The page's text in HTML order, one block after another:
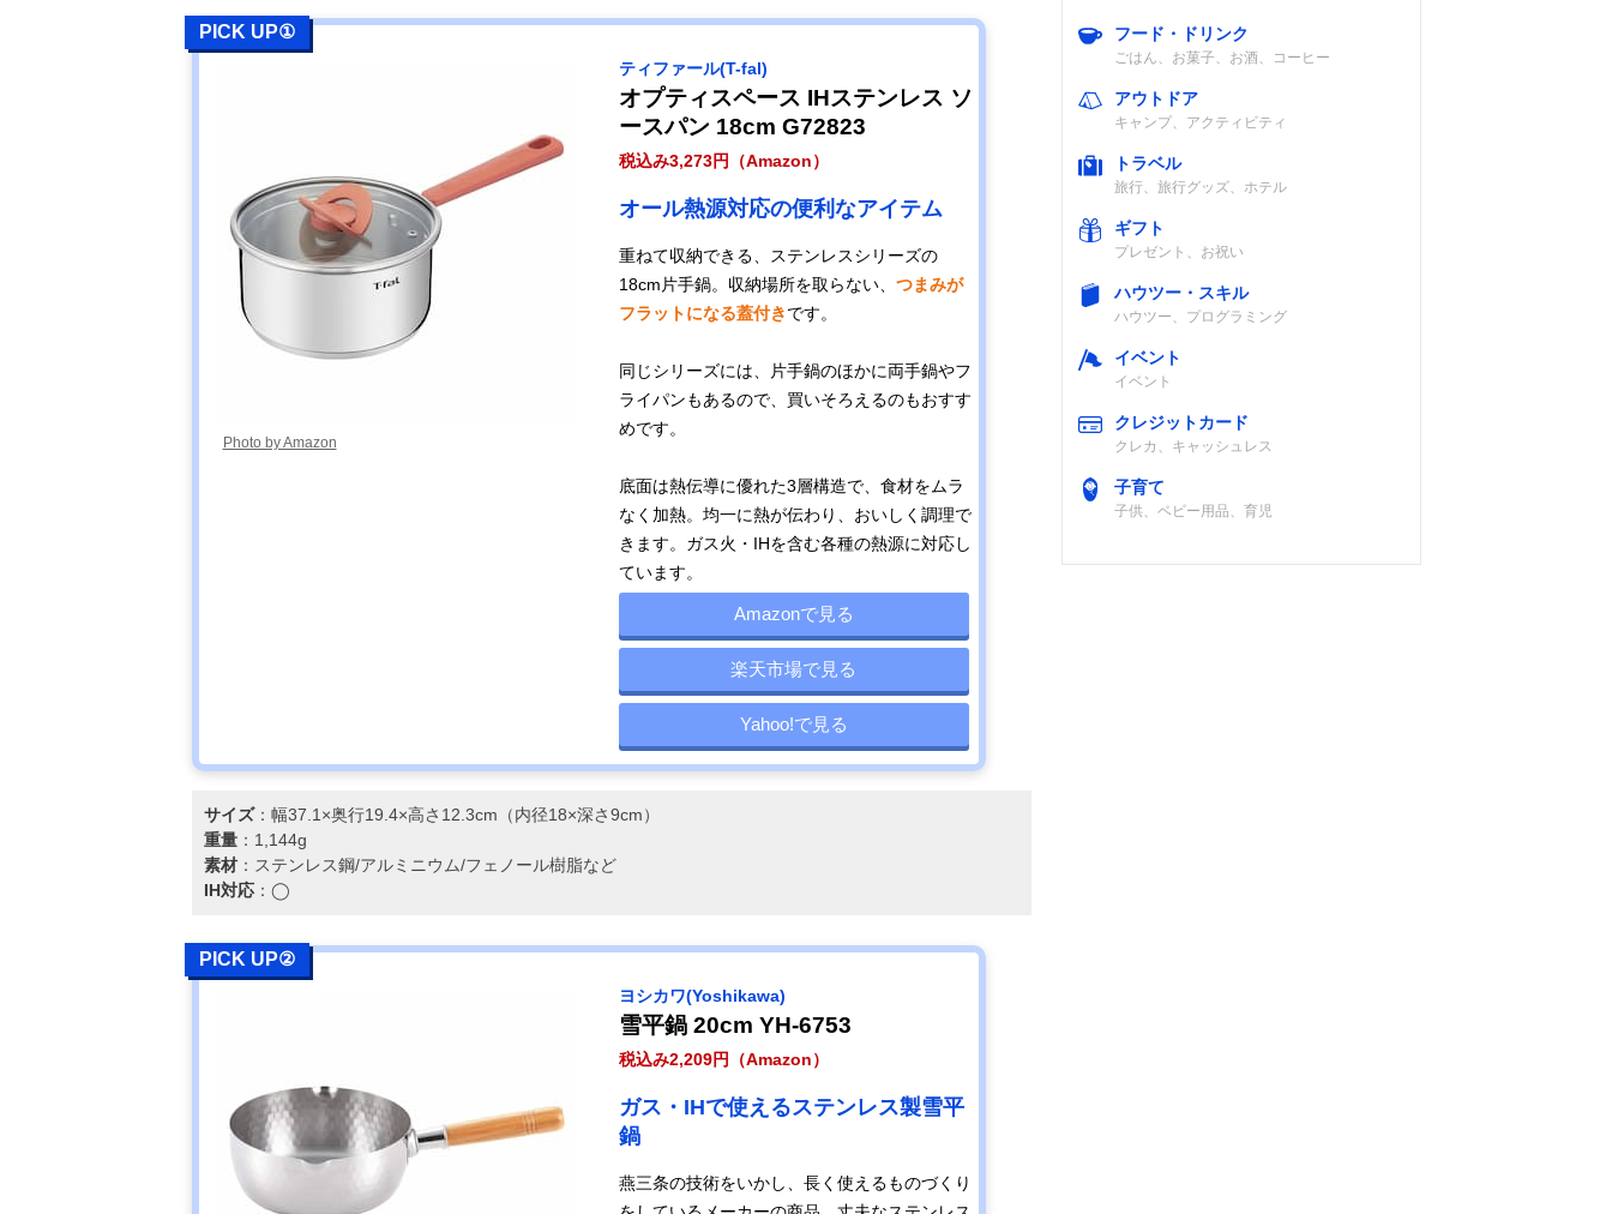
PICK UP①
Photo by Amazon
ティファール(T-fal)
オプティスペース IHステンレス ソ
ースパン 18cm G72823
税込み3,273円（Amazon）
オール熱源対応の便利なアイテム
重ねて収納できる、ステンレスシリーズの
18cm片手鍋。収納場所を取らない、 つまみが
フラットになる蓋付きです。
同じシリーズには、片手鍋のほかに両手鍋やフ
ライパンもあるので、買いそろえるのもおすす
めです。
底面は熱伝導に優れた3層構造で、食材をムラ
なく加熱。均一に熱が伝わり、おいしく調理で
きます。ガス火・IHを含む各種の熱源に対応し
ています。
Amazonで見る
楽天市場で見る
Yahoo!で見る
サイズ：幅37.1×奥行19.4×高さ12.3cm（内径18×深さ9cm）
重量：1,144g
素材：ステンレス鋼/アルミニウム/フェノール樹脂など
IH対応：◯
PICK UP②
ヨシカワ(Yoshikawa)
雪平鍋 20cm YH-6753
税込み2,209円（Amazon）
ガス・IHで使えるステンレス製雪平
鍋
燕三条の技術をいかし、長く使えるものづくり
フード・ドリンク
ごはん、お菓子、お酒、コーヒー
アウトドア
キャンプ、アクティビティ
トラベル
旅行、旅行グッズ、ホテル
ギフト
プレゼント、お祝い
ハウツー・スキル
ハウツー、プログラミング
イベント
イベント
クレジットカード
クレカ、キャッシュレス
子育て
子供、ベビー用品、育児